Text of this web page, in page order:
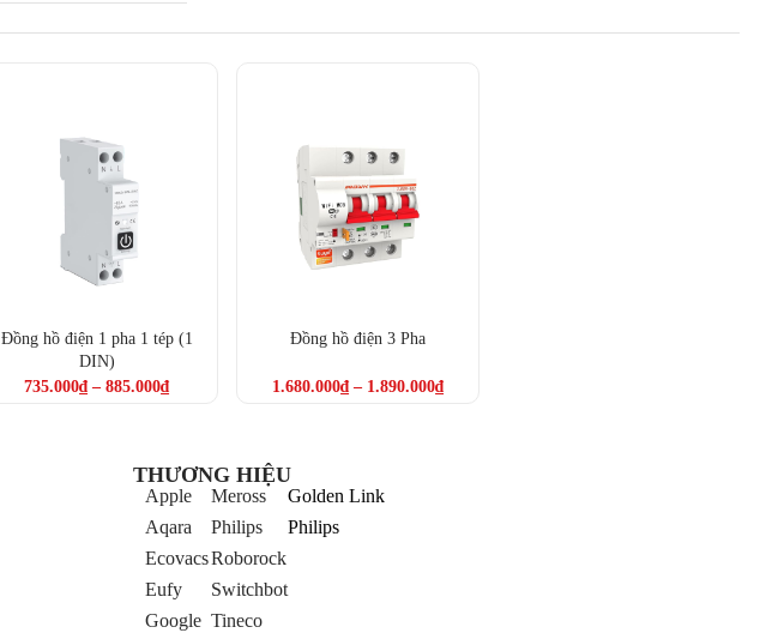
Đồng hồ điện 1 pha 1 tép (1
DIN)
735.000₫ – 885.000₫
Đồng hồ điện 3 Pha
1.680.000₫ – 1.890.000₫
THƯƠNG HIỆU
Apple
Aqara
Ecovacs
Eufy
Google
Meross
Philips
Roborock
Switchbot
Tineco
Golden Link
Philips